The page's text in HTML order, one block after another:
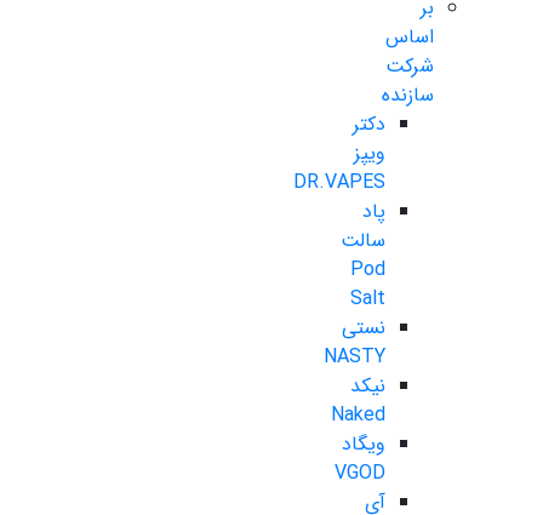
بر
اساس
شرکت
سازنده
دکتر
ویپز
DR.VAPES
پاد
سالت
Pod
Salt
نستی
NASTY
نیکد
Naked
ویگاد
VGOD
آی